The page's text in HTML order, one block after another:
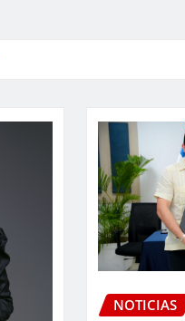
NOTICIAS